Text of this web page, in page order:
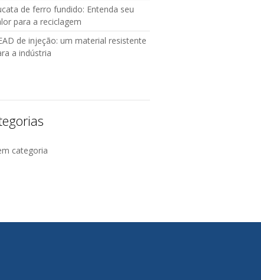
de ferro fundido: Entenda seu
para a reciclagem
de injeção: um material resistente
a indústria
categoria